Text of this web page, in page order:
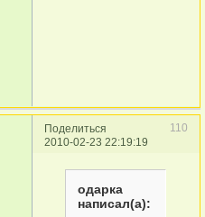
Поделиться
110
2010-02-23 22:19:19
одарка
написал(а):